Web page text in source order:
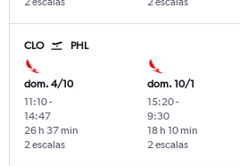
CLO PHL
dom. 4/10
11:10-
14:47
2 escalas
26 h 37 min
dom. 10/1
15:20-
9:30
2 escalas
18 h 10 min